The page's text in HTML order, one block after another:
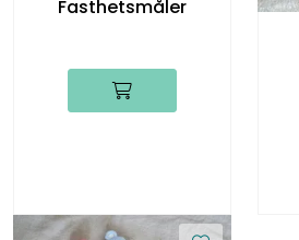
Fasthetsmåler